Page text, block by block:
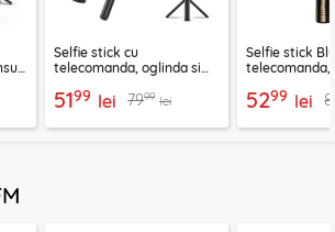
Selfie stick cu
telecomanda, oglinda si
5199 lei 7999 lei
Selfie stick
telecomanda,
5299 lei